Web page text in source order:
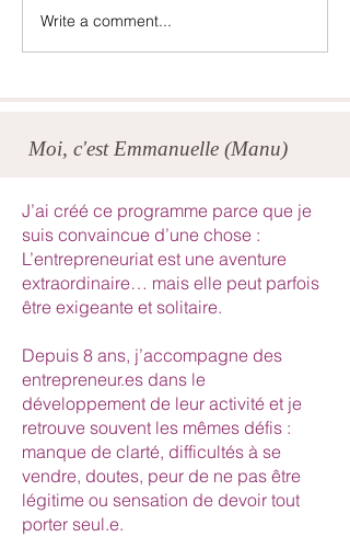
Write a comment...
J’ai créé ce programme parce que je
suis convaincue d’une chose :
L’entrepreneuriat est une aventure
extraordinaire… mais elle peut parfois
être exigeante et solitaire.
Depuis 8 ans, j’accompagne des
entrepreneur.es dans le
développement de leur activité et je
retrouve souvent les mêmes défis :
manque de clarté, difficultés à se
vendre, doutes, peur de ne pas être
légitime ou sensation de devoir tout
porter seul.e.
Moi, c'est Emmanuelle (Manu)